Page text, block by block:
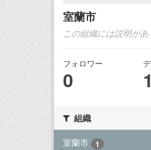
室蘭市
この組織には説明が
フォロワー
0 1
組織
室蘭市
1